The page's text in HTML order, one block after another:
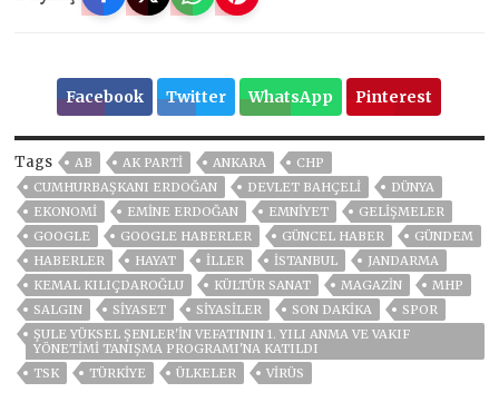
Facebook Twitter WhatsApp Pinterest
Tags AB AK PARTİ ANKARA
CHP
CUMHURBAŞKANI ERDOĞAN
DEVLET BAHÇELİ
DÜNYA
EKONOMİ
EMINE ERDOĞAN EMNİYET
GELIŞMELER
GOOGLE
GOOGLE HABERLER GÜNCEL HABER
GÜNDEM
HABERLER
HAYAT İLLER ISTANBUL
JANDARMA
KEMAL KILIÇDAROĞLU
KÜLTÜR SANAT MAGAZİN
MHP
SALGIN
SİYASET SİYASİLER SON DAKIKA
SPOR
ŞULE YÜKSEL ŞENLER'IN VEFATININ 1. YILI ANMA VE VAKIF
YÖNETIMI TANIŞMA PROGRAMI'NA KATILDI
TSK
TÜRKİYE ÜLKELER VIRÜS